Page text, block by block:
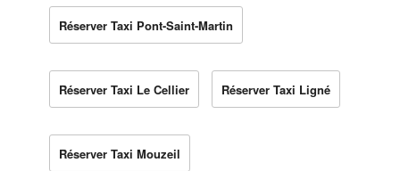
Réserver Taxi Pont-Saint-Martin
Réserver Taxi Le Cellier Réserver Taxi Ligné
Réserver Taxi Mouzeil